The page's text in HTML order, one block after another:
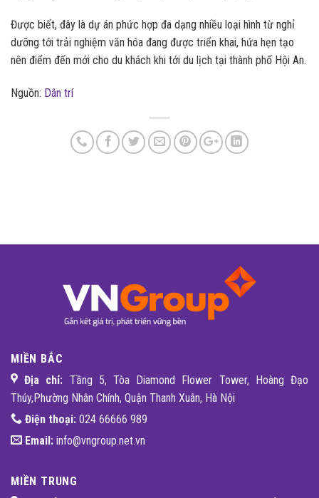
Được biết, đây là dự án phức hợp đa dạng nhiều loại hình từ nghỉ
dưỡng tới trải nghiệm văn hóa đang được triển khai, hứa hẹn tạo
nên điểm đến mới cho du khách khi tới du lịch tại thành phố Hội An.
Nguồn: Dân trí
MIỀN BẮC
Địa chỉ: Tầng 5, Tòa Diamond Flower Tower, Hoàng Đạo
Thúy,Phường Nhân Chính, Quận Thanh Xuân, Hà Nội
Điện thoại: 024 66666 989
Email: info@vngroup.net.vn
MIỀN TRUNG